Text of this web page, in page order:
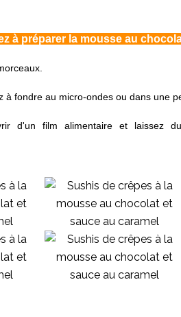
à préparer la mousse au
à fondre au micro-ondes ou dans une
d'un film alimentaire et laissez